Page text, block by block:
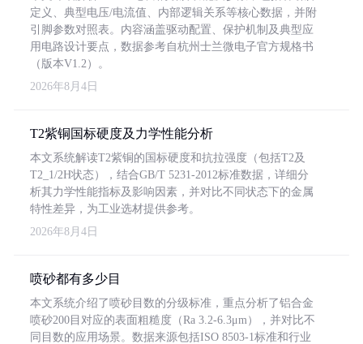
定义、典型电压/电流值、内部逻辑关系等核心数据，并附
引脚参数对照表。内容涵盖驱动配置、保护机制及典型应
用电路设计要点，数据参考自杭州士兰微电子官方规格书
（版本V1.2）。
2026年8月4日
T2紫铜国标硬度及力学性能分析
本文系统解读T2紫铜的国标硬度和抗拉强度（包括T2及
T2_1/2H状态），结合GB/T 5231-2012标准数据，详细分
析其力学性能指标及影响因素，并对比不同状态下的金属
特性差异，为工业选材提供参考。
2026年8月4日
喷砂都有多少目
本文系统介绍了喷砂目数的分级标准，重点分析了铝合金
喷砂200目对应的表面粗糙度（Ra 3.2-6.3μm），并对比不
同目数的应用场景。数据来源包括ISO 8503-1标准和行业